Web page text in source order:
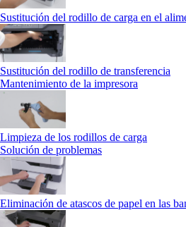
Sustitución del rodillo de carga en el
Sustitución del rodillo de transferencia
Mantenimiento de la impresora
Limpieza de los rodillos de carga
Solución de problemas
Eliminación de atascos de papel en las